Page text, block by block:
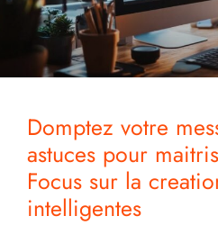
Domptez votre
astuces pour
Focus sur la
intelligentes